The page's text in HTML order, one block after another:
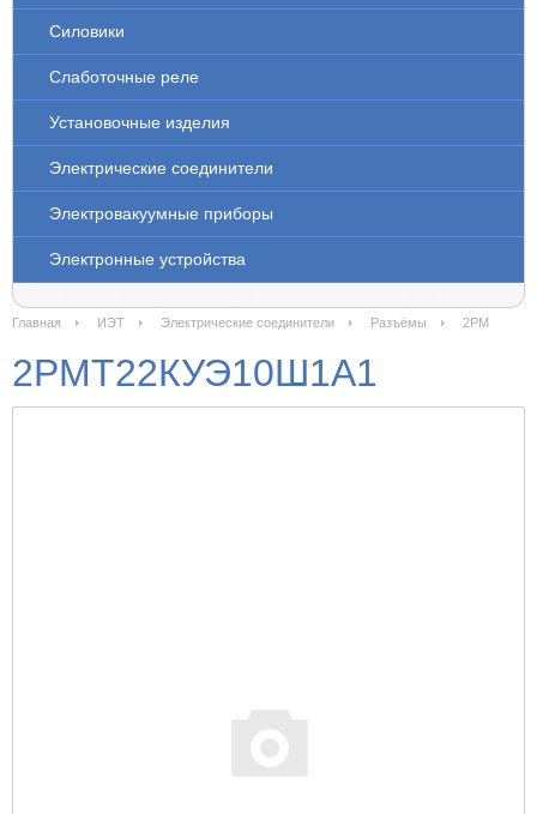
Силовики
Слаботочные реле
Установочные изделия
Электрические соединители
Электровакуумные приборы
Электронные устройства
Главная ИЭТ Электрические соединители Разъёмы 2РМ
2РМТ22КУЭ10Ш1А1